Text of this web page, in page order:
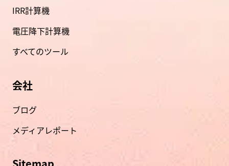
IRR計算機
電圧降下計算機
すべてのツール
会社
ブログ
メディアレポート